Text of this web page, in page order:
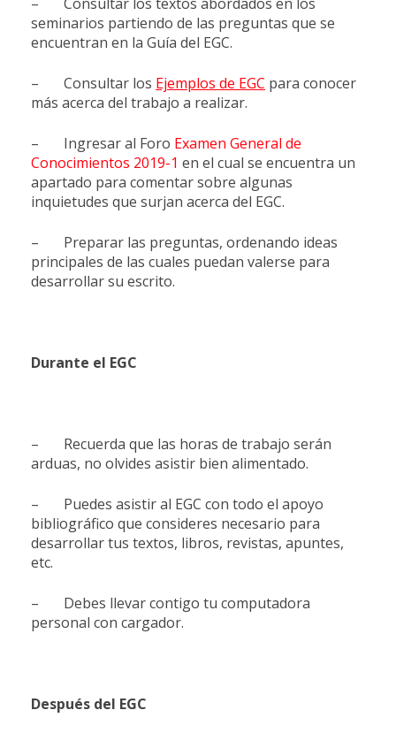
seminarios partiendo de las preguntas que se
encuentran en la Guía del EGC.
– Consultar los Ejemplos de EGC para conocer
más acerca del trabajo a realizar.
– Ingresar al Foro Examen General de
Conocimientos 2019-1 en el cual se encuentra un
apartado para comentar sobre algunas
inquietudes que surjan acerca del EGC.
– Preparar las preguntas, ordenando ideas
principales de las cuales puedan valerse para
desarrollar su escrito.
Durante el EGC
– Recuerda que las horas de trabajo serán
arduas, no olvides asistir bien alimentado.
– Puedes asistir al EGC con todo el apoyo
bibliográfico que consideres necesario para
desarrollar tus textos, libros, revistas, apuntes,
etc.
– Debes llevar contigo tu computadora
personal con cargador.
Después del EGC